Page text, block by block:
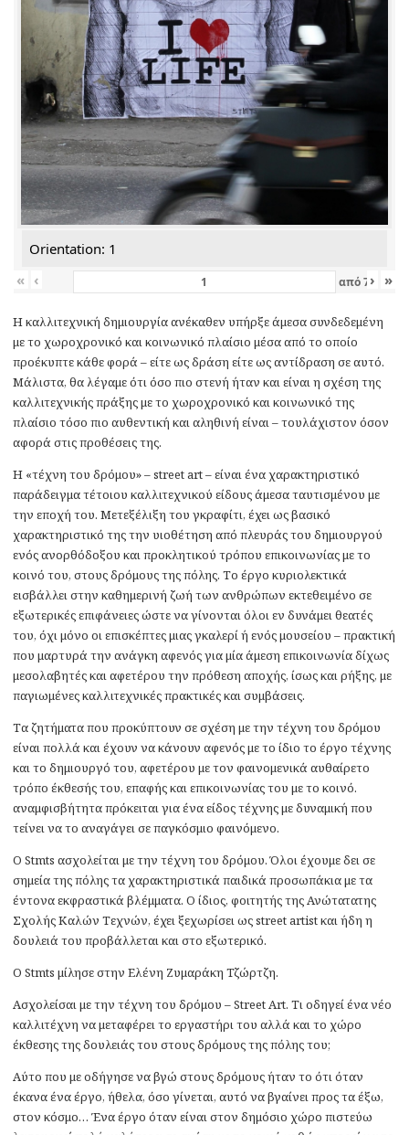
Orientation: 1
« ‹ από7 › »
Η καλλιτεχνική δημιουργία ανέκαθεν υπήρξε άμεσα συνδεδεμένη
με το χωροχρονικό και κοινωνικό πλαίσιο μέσα από το οποίο
προέκυπτε κάθε φορά – είτε ως δράση είτε ως αντίδραση σε αυτό.
Μάλιστα, θα λέγαμε ότι όσο πιο στενή ήταν και είναι η σχέση της
καλλιτεχνικής πράξης με το χωροχρονικό και κοινωνικό της
πλαίσιο τόσο πιο αυθεντική και αληθινή είναι – τουλάχιστον όσον
αφορά στις προθέσεις της.
Η «τέχνη του δρόμου» – street art – είναι ένα χαρακτηριστικό
παράδειγμα τέτοιου καλλιτεχνικού είδους άμεσα ταυτισμένου με
την εποχή του. Μετεξέλιξη του γκραφίτι, έχει ως βασικό
χαρακτηριστικό της την υιοθέτηση από πλευράς του δημιουργού
ενός ανορθόδοξου και προκλητικού τρόπου επικοινωνίας με το
κοινό του, στους δρόμους της πόλης. Το έργο κυριολεκτικά
εισβάλλει στην καθημερινή ζωή των ανθρώπων εκτεθειμένο σε
εξωτερικές επιφάνειες ώστε να γίνονται όλοι εν δυνάμει θεατές
του, όχι μόνο οι επισκέπτες μιας γκαλερί ή ενός μουσείου – πρακτική
που μαρτυρά την ανάγκη αφενός για μία άμεση επικοινωνία δίχως
μεσολαβητές και αφετέρου την πρόθεση αποχής, ίσως και ρήξης, με
παγιωμένες καλλιτεχνικές πρακτικές και συμβάσεις.
Τα ζητήματα που προκύπτουν σε σχέση με την τέχνη του δρόμου
είναι πολλά και έχουν να κάνουν αφενός με το ίδιο το έργο τέχνης
και το δημιουργό του, αφετέρου με τον φαινομενικά αυθαίρετο
τρόπο έκθεσής του, επαφής και επικοινωνίας του με το κοινό.
αναμφισβήτητα πρόκειται για ένα είδος τέχνης με δυναμική που
τείνει να το αναγάγει σε παγκόσμιο φαινόμενο.
Ο Stmts ασχολείται με την τέχνη του δρόμου. Όλοι έχουμε δει σε
σημεία της πόλης τα χαρακτηριστικά παιδικά προσωπάκια με τα
έντονα εκφραστικά βλέμματα. Ο ίδιος, φοιτητής της Ανώτατατης
Σχολής Καλών Τεχνών, έχει ξεχωρίσει ως street artist και ήδη η
δουλειά του προβάλλεται και στο εξωτερικό.
O Stmts μίλησε στην Ελένη Ζυμαράκη Τζώρτζη.
Ασχολείσαι με την τέχνη του δρόμου – Street Art. Τι οδηγεί ένα νέο
καλλιτέχνη να μεταφέρει το εργαστήρι του αλλά και το χώρο
έκθεσης της δουλειάς του στους δρόμους της πόλης του;
Aύτο που με οδήγησε να βγώ στους δρόμους ήταν το ότι όταν
έκανα ένα έργο, ήθελα, όσο γίνεται, αυτό να βγαίνει προς τα έξω,
στον κόσμο… Ένα έργο όταν είναι στον δημόσιο χώρο πιστεύω